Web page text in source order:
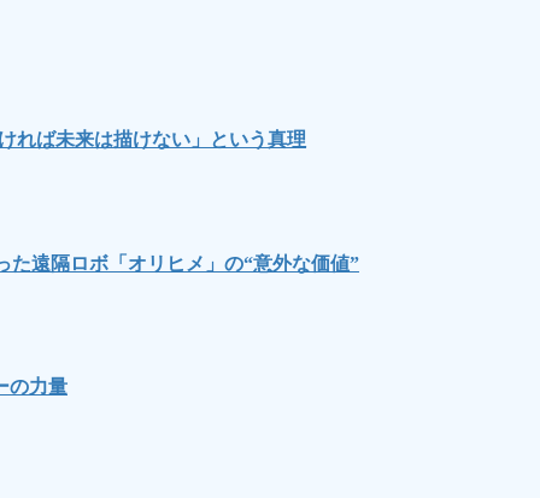
れば未来は描けない」という真理
遠隔ロボ「オリヒメ」の“意外な価値”
の力量